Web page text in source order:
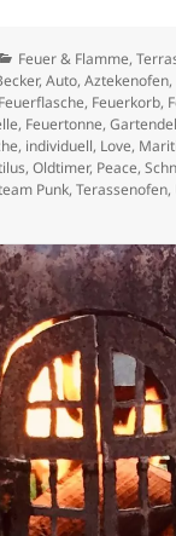
Kategorien
Feuer & Flamme,
,Auto,Aztekenofen,
Feuerflasche, Feuerkorb,
, Feuertonne,
, individuell, Love,
,Oldtimer, Peace,
Punk,Terassenofen,